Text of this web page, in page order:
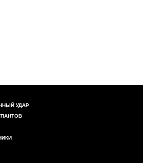
УДАР